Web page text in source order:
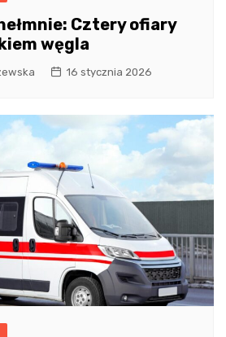
Cztery ofiary
węgla
16 stycznia 2026